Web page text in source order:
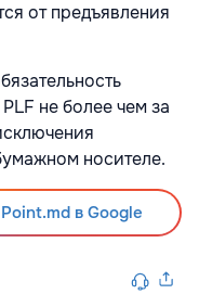
от предъявления
не более чем за
носителе.
в Google